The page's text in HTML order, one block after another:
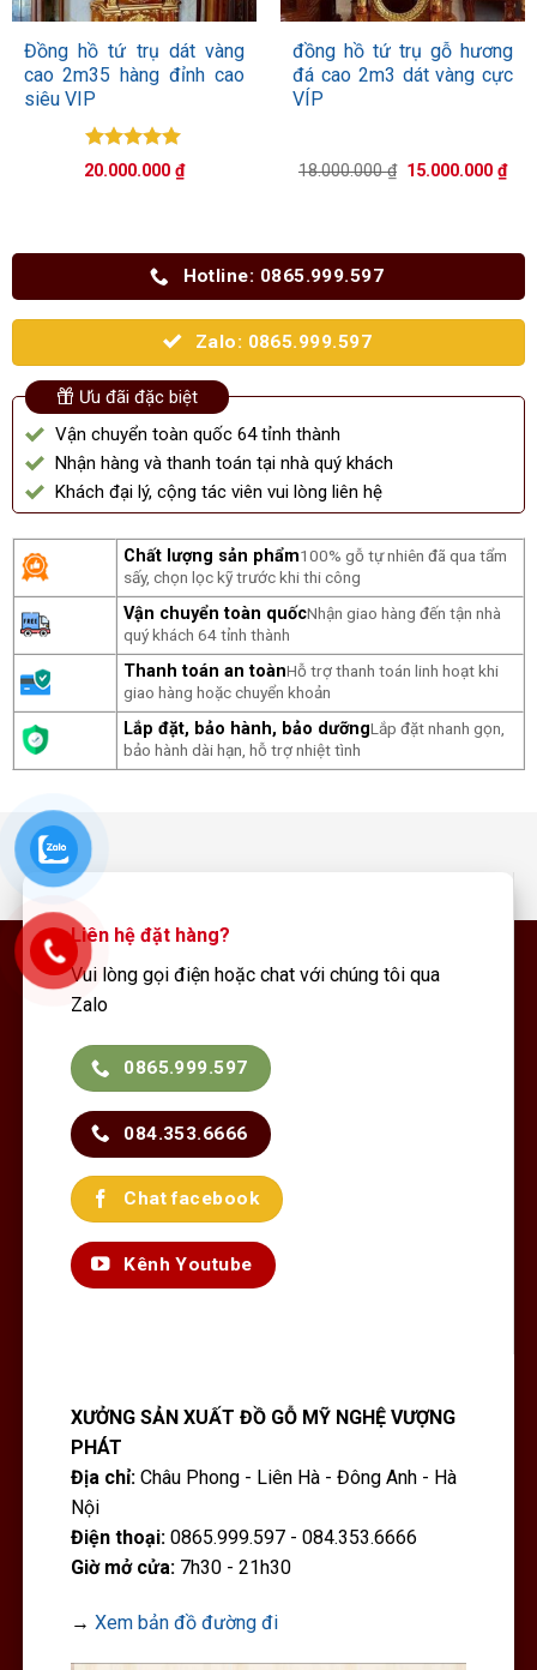
Đồng hồ tứ trụ dát vàng
cao 2m35 hàng đỉnh cao
siêu VIP
Được xếp
20.000.000 ₫
đồng hồ tứ trụ gỗ hương
đá cao 2m3 dát vàng cực
VÍP
18.000.000₫ Giá
15.000.000₫Giá
Hotline: 0865.999.597
Zalo: 0865.999.597
Ưu đãi đặc biệt
Vận chuyển toàn quốc 64 tỉnh thành
Nhận hàng và thanh toán tại nhà quý khách
Khách đại lý, cộng tác viên vui lòng liên hệ
Chất lượng sản phẩm100% gỗ tự nhiên đã qua tẩm
sấy, chọn lọc kỹ trước khi thi công
Vận chuyển toàn quốcNhận giao hàng đến tận nhà
quý khách 64 tỉnh thành
Thanh toán an toànHỗ trợ thanh toán linh hoạt khi
giao hàng hoặc chuyển khoản
Lắp đặt, bảo hành, bảo dưỡngLắp đặt nhanh gọn,
bảo hành dài hạn, hỗ trợ nhiệt tình
Liên hệ đặt hàng?
Vui lòng gọi điện hoặc chat với chúng tôi qua
Zalo
0865.999.597
084.353.6666
Chat facebook
Kênh Youtube
XƯỞNG SẢN XUẤT ĐỒ GỖ MỸ NGHỆ VƯỢNG
PHÁT
Địa chỉ:Châu Phong - Liên Hà - Đông Anh - Hà
Nội
Điện thoại:0865.999.597 - 084.353.6666
Giờ mở cửa:7h30 - 21h30
→ Xem bản đồ đường đi